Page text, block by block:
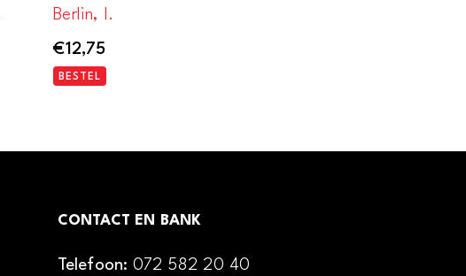
Berlin, I.
€12,75
BESTEL
CONTACT EN BANK
Telefoon: 072 582 20 40